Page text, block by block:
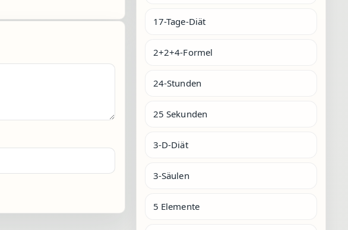
17-Tage-Diät
2+2+4-Formel
24-Stunden
25 Sekunden
3-D-Diät
3-Säulen
5 Elemente